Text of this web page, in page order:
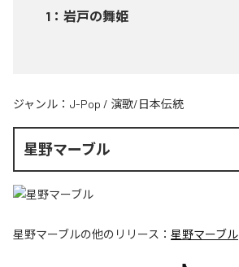
1 ： 岩戸の舞姫
ジャンル： J-Pop / 演歌/日本伝統
星野マーブル
星野マーブルの他のリリース： 星野マーブル